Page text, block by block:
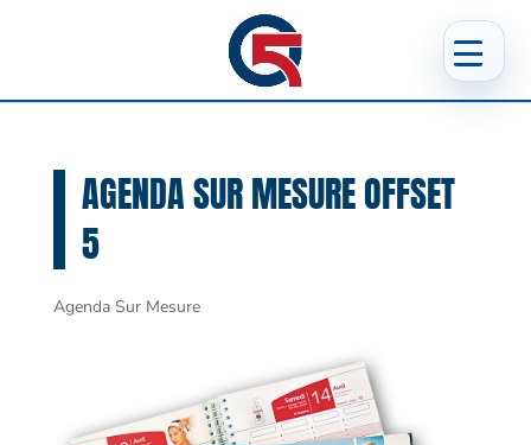
AGENDA SUR MESURE OFFSET
5
Agenda Sur Mesure